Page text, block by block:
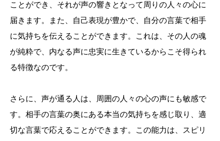
ことができ、それが声の響きとなって周りの人々の心に
届きます。また、自己表現が豊かで、自分の言葉で相手
に気持ちを伝えることができます。これは、その人の魂
が純粋で、内なる声に忠実に生きているからこそ得られ
る特徴なのです。
さらに、声が通る人は、周囲の人々の心の声にも敏感で
す。相手の言葉の奥にある本当の気持ちを感じ取り、適
切な言葉で応えることができます。この能力は、スピリ